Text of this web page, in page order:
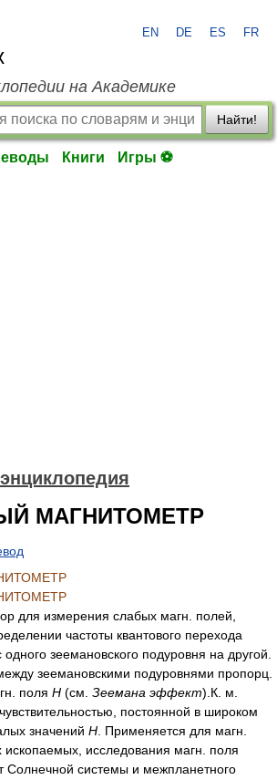
EN DE ES FR
на Академике
Найти!
Книги Игры ⚽
МАГНИТОМЕТР
для измерения слабых магн. полей,
частоты квантового перехода
зеемановского подуровня на другой.
зеемановскими подуровнями пропорц.
поля H (см. Зеемана эффект).К. м.
постоянной в широком
значений H . Применяется для магн.
ископаемых, исследования магн. поля
Солнечной системы и межпланетного